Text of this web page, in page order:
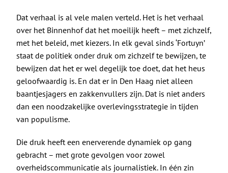
Dat verhaal is al vele malen verteld. Het is het verhaal
over het Binnenhof dat het moeilijk heeft – met zichzelf,
met het beleid, met kiezers. In elk geval sinds ‘Fortuyn’
staat de politiek onder druk om zichzelf te bewijzen, te
bewijzen dat het er wel degelijk toe doet, dat het heus
geloofwaardig is. En dat er in Den Haag niet alleen
baantjesjagers en zakkenvullers zijn. Dat is niet anders
dan een noodzakelijke overlevingsstrategie in tijden
van populisme.
Die druk heeft een enerverende dynamiek op gang
gebracht – met grote gevolgen voor zowel
overheidscommunicatie als journalistiek. In één zin